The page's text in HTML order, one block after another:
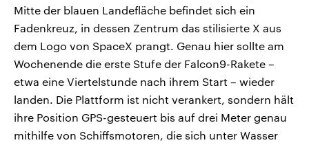
Mitte der blauen Landefläche befindet sich ein
Fadenkreuz, in dessen Zentrum das stilisierte X aus
dem Logo von SpaceX prangt. Genau hier sollte am
Wochenende die erste Stufe der Falcon9-Rakete –
etwa eine Viertelstunde nach ihrem Start – wieder
landen. Die Plattform ist nicht verankert, sondern hält
ihre Position GPS-gesteuert bis auf drei Meter genau
mithilfe von Schiffsmotoren, die sich unter Wasser